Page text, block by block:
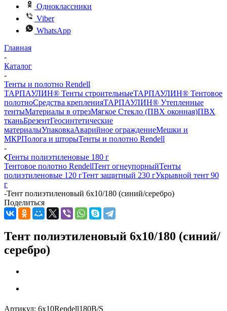
Одноклассники
Viber
WhatsApp
Главная
-
Каталог
-
Тенты и полотно Rendell
ТАРПАУЛИН® Тенты строительныеТАРПАУЛИН® Тентовое
полотноСредства крепленияТАРПАУЛИН® Утепленные
тентыМатериалы в отрезМягкое Стекло (ПВХ оконная)ПВХ
тканьБрезентГеосинтетические
материалыУпаковкаАварийное ограждениеМешки и
МКРПолога и шторыТенты и полотно Rendell
-
Тенты полиэтиленовые 180 г
Тентовое полотно RendellТент огнеупорныйТенты
полиэтиленовые 120 гТент защитный 230 гУкрывной тент 90
г
-Тент полиэтиленовый 6x10/180 (синий/серебро)
Поделиться
Тент полиэтиленовый 6x10/180 (синий/
серебро)
Артикул: 6x10Rendell180B/S